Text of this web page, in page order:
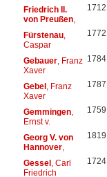
Friedrich II.
von Preußen,
1712
Fürstenau,
Caspar
1772
Gebauer, Franz
Xaver
1784
Gebel, Franz
Xaver
1787
Gemmingen,
Ernst v.
1759
Georg V. von
Hannover,
1819
Gessel, Carl
Friedrich
1724